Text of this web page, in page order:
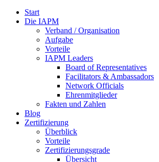
Start
Die IAPM
Verband / Organisation
Aufgabe
Vorteile
IAPM Leaders
Board of Representatives
Facilitators & Ambassadors
Network Officials
Ehrenmitglieder
Fakten und Zahlen
Blog
Zertifizierung
Überblick
Vorteile
Zertifizierungsgrade
Übersicht